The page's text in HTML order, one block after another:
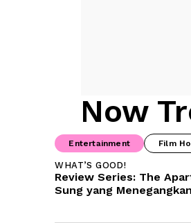
Now
Entertainment Film
WHAT’S GOOD!
Review Series: The
Sung yang